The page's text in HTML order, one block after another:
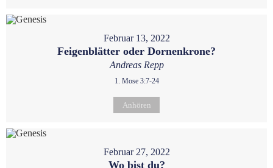
Februar 13, 2022
Feigenblätter oder Dornenkrone?
Andreas Repp
1. Mose 3:7-24
Anhören
Februar 27, 2022
Wo bist du?